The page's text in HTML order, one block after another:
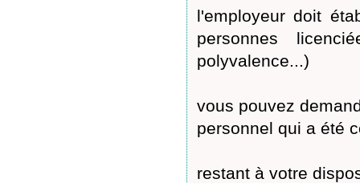
l'employeur doit
personnes
polyvalence...)
vous pouvez
personnel qui a été
restant à votre